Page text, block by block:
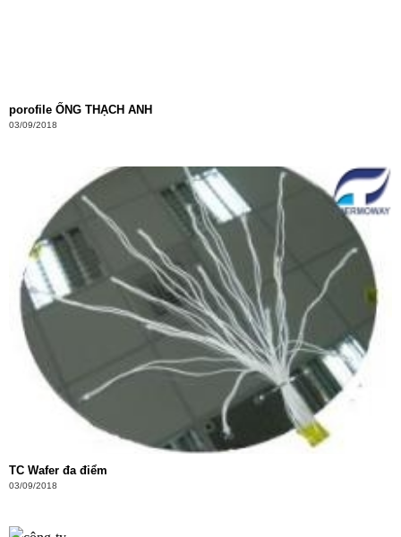
porofile ỐNG THẠCH ANH
03/09/2018
TC Wafer đa điểm
03/09/2018